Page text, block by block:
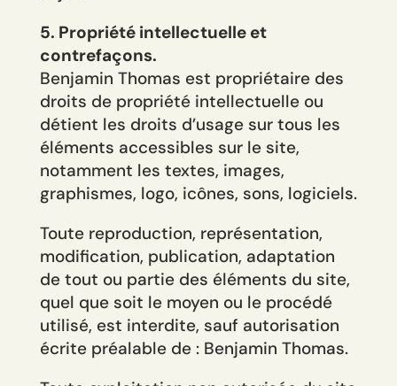
5. Propriété intellectuelle et
contrefaçons.
Benjamin Thomas est propriétaire des
droits de propriété intellectuelle ou
détient les droits d’usage sur tous les
éléments accessibles sur le site,
notamment les textes, images,
graphismes, logo, icônes, sons, logiciels.
Toute reproduction, représentation,
modification, publication, adaptation
de tout ou partie des éléments du site,
quel que soit le moyen ou le procédé
utilisé, est interdite, sauf autorisation
écrite préalable de : Benjamin Thomas.